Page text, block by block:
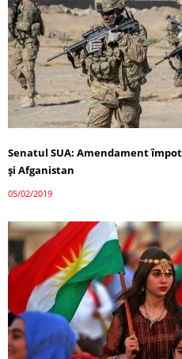
Senatul SUA: Amendament
şi Afganistan
05/02/2019